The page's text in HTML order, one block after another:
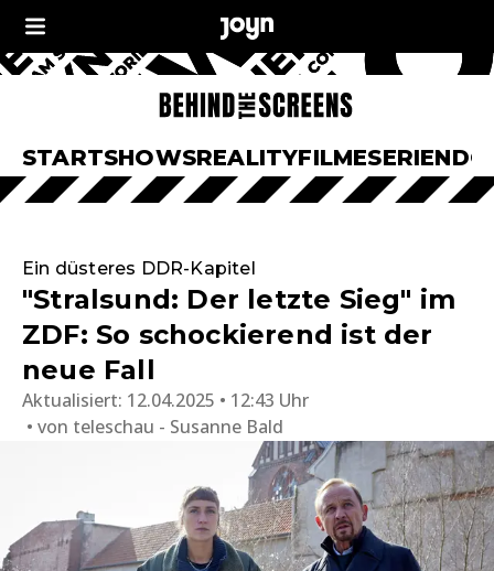
STARTSHOWSREALITYFILMESERIEN
Ein düsteres DDR-Kapitel
"Stralsund: Der letzte Sieg" im
ZDF: So schockierend ist der
neue Fall
Aktualisiert: 12.04.2025 • 12:43 Uhr
von teleschau - Susanne Bald